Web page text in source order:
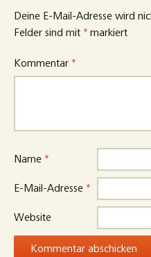
Deine E-Mail-Adresse wird
Felder sind mit * markiert
Kommentar *
Name *
E-Mail-Adresse *
Website